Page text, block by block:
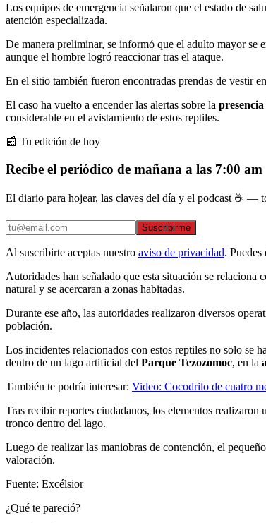
Los equipos de emergencia señalaron que el estado de
atención especializada.
De manera preliminar, se informó que el adulto mayor se
aunque el hombre logró reaccionar tras el ataque.
En el sitio también fueron encontradas prendas de vestir
El caso ha vuelto a encender las alertas sobre la
considerable en el avistamiento de estos reptiles.
📰 Tu edición de hoy
Recibe el periódico de mañana a las 7:00 am
El diario para hojear, las claves del día y el podcast ☕ —
Suscribirme
Al suscribirte aceptas nuestro aviso de privacidad. Puedes
Autoridades han señalado que esta situación se
natural y se acercaran a zonas habitadas.
Durante ese año, las autoridades realizaron diversos
población.
Los incidentes relacionados con estos reptiles no solo se
dentro de un lago artificial del Parque Tezozomoc, en la
También te podría interesar: Video: Cocodrilo de cuatro
Tras recibir reportes ciudadanos, los elementos
tronco dentro del lago.
Luego de realizar las maniobras de contención, el pequeño
valoración.
Fuente: Excélsior
¿Qué te pareció?